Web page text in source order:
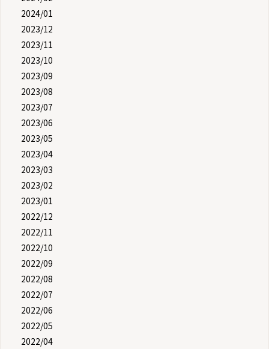
2024/01
2023/12
2023/11
2023/10
2023/09
2023/08
2023/07
2023/06
2023/05
2023/04
2023/03
2023/02
2023/01
2022/12
2022/11
2022/10
2022/09
2022/08
2022/07
2022/06
2022/05
2022/04